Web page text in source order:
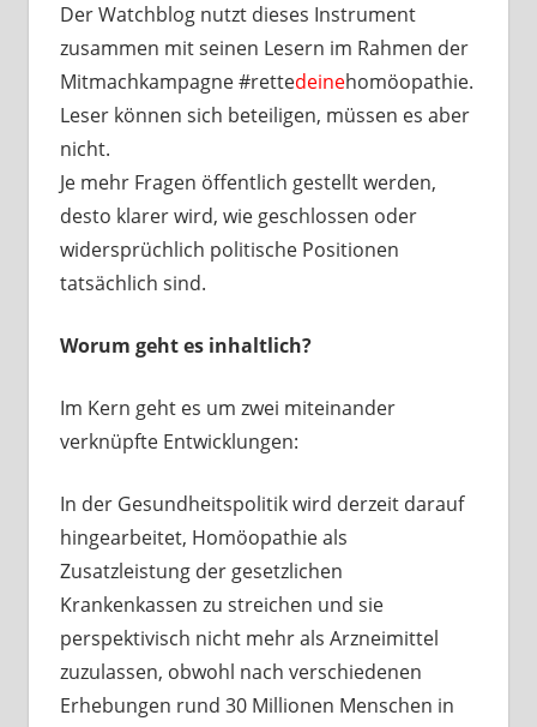
Der Watchblog nutzt dieses Instrument
zusammen mit seinen Lesern im Rahmen der
Mitmachkampagne #rettedeinehomöopathie.
Leser können sich beteiligen, müssen es aber
nicht.
Je mehr Fragen öffentlich gestellt werden,
desto klarer wird, wie geschlossen oder
widersprüchlich politische Positionen
tatsächlich sind.
Worum geht es inhaltlich?
Im Kern geht es um zwei miteinander
verknüpfte Entwicklungen:
In der Gesundheitspolitik wird derzeit darauf
hingearbeitet, Homöopathie als
Zusatzleistung der gesetzlichen
Krankenkassen zu streichen und sie
perspektivisch nicht mehr als Arzneimittel
zuzulassen, obwohl nach verschiedenen
Erhebungen rund 30 Millionen Menschen in